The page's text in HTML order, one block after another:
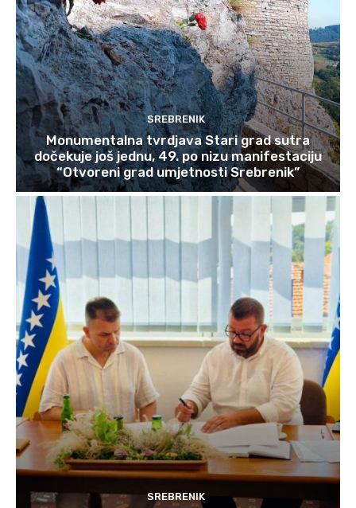
SREBRENIK
Monumentalna tvrdjava Stari grad sutra
dočekuje još jednu, 49. po nizu manifestaciju
“Otvoreni grad umjetnosti Srebrenik”
SREBRENIK